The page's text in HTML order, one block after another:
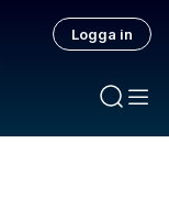
Logga in